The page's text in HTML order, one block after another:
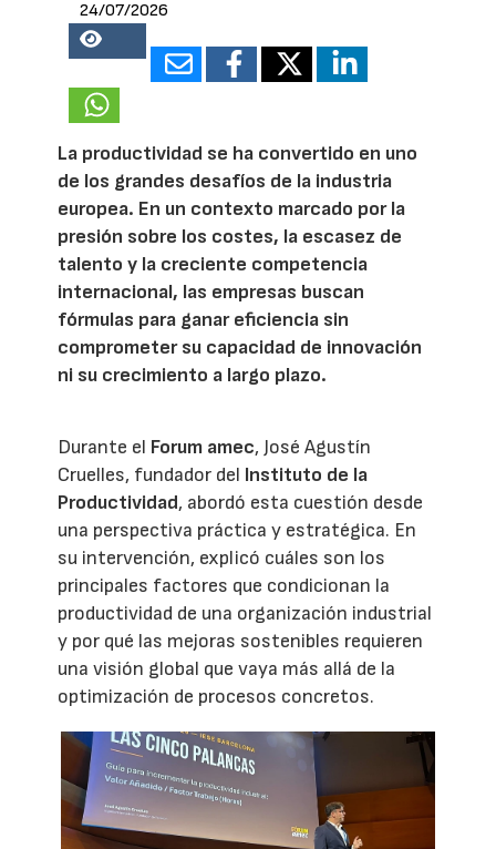
24/07/2026
18451
La productividad se ha convertido en uno
de los grandes desafíos de la industria
europea. En un contexto marcado por la
presión sobre los costes, la escasez de
talento y la creciente competencia
internacional, las empresas buscan
fórmulas para ganar eficiencia sin
comprometer su capacidad de innovación
ni su crecimiento a largo plazo.
Durante el Forum amec, José Agustín
Cruelles, fundador del Instituto de la
Productividad, abordó esta cuestión desde
una perspectiva práctica y estratégica. En
su intervención, explicó cuáles son los
principales factores que condicionan la
productividad de una organización industrial
y por qué las mejoras sostenibles requieren
una visión global que vaya más allá de la
optimización de procesos concretos.